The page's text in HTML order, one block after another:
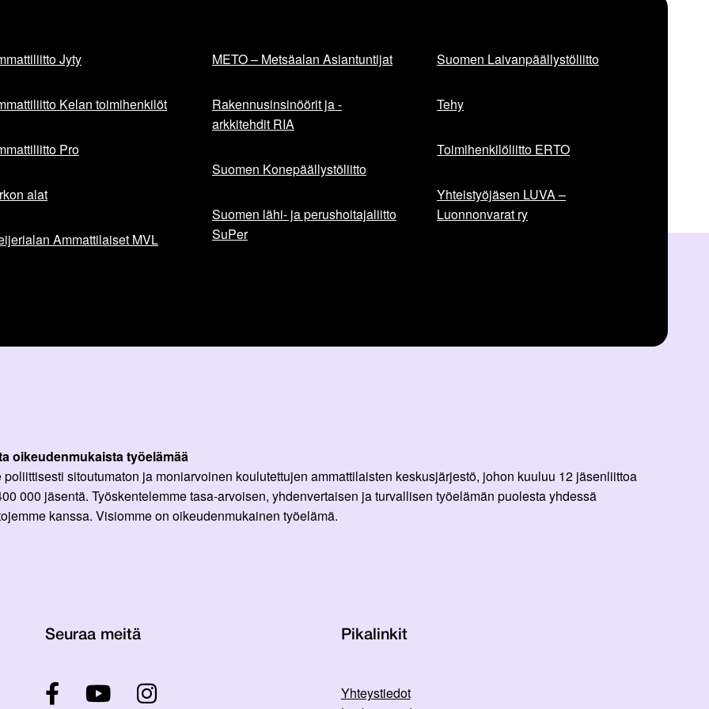
r
k
l
:
Jyty
Kelan toimihenkilöt
Pro
alat
Ammattilaiset MVL
METO – Metsäalan Asiantuntijat
Rakennusinsinöörit ja -
arkkitehdit RIA
Suomen Konepäällystöliitto
Suomen lähi- ja perushoitajaliitto
SuPer
Suomen Laivanpäällystöliitto
Tehy
Toimihenkilöliitto ERTO
Yhteistyöjäsen LUVA –
Luonnonvarat ry
oikeudenmukaista työelämää
poliittisesti sitoutumaton ja moniarvoinen koulutettujen ammattilaisten keskusjärjestö, johon kuuluu 12 jäsenliittoa
000 jäsentä. Työskentelemme tasa-arvoisen, yhdenvertaisen ja turvallisen työelämän puolesta yhdessä
kanssa. Visiomme on oikeudenmukainen työelämä.
Seuraa meitä Pikalinkit
Yhteystiedot